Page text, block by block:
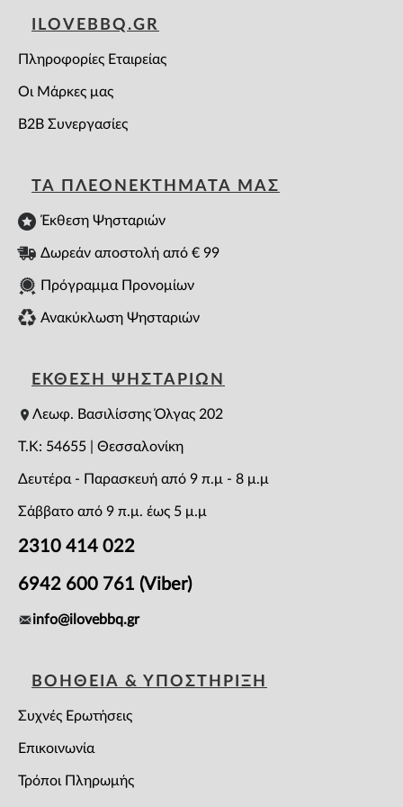
ILOVEBBQ.GR
Πληροφορίες Εταιρείας
Οι Μάρκες μας
B2B Συνεργασίες
ΤΑ ΠΛΕΟΝΕΚΤΗΜΑΤΑ ΜΑΣ
Έκθεση Ψησταριών
Δωρεάν αποστολή από € 99
Πρόγραμμα Προνομίων
Ανακύκλωση Ψησταριών
ΕΚΘΕΣΗ ΨΗΣΤΑΡΙΩΝ
Λεωφ. Βασιλίσσης Όλγας 202
T.K: 54655 | Θεσσαλονίκη
Δευτέρα - Παρασκευή από 9 π.μ - 8 μ.μ
Σάββατο από 9 π.μ. έως 5 μ.μ
2310 414 022
6942 600 761 (Viber)
info@ilovebbq.gr
ΒΟΗΘΕΙΑ & ΥΠΟΣΤΗΡΙΞΗ
Συχνές Ερωτήσεις
Επικοινωνία
Τρόποι Πληρωμής